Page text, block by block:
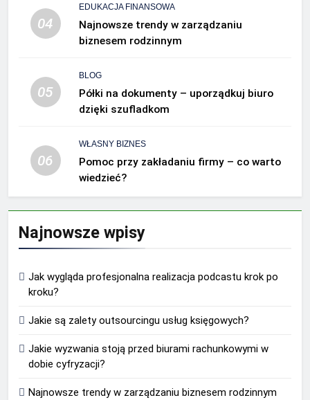
04
EDUKACJA FINANSOWA
Najnowsze trendy w zarządzaniu
biznesem rodzinnym
05
BLOG
Półki na dokumenty – uporządkuj biuro
dzięki szufladkom
06
WŁASNY BIZNES
Pomoc przy zakładaniu firmy – co warto
wiedzieć?
Najnowsze wpisy
Jak wygląda profesjonalna realizacja podcastu krok po
kroku?
Jakie są zalety outsourcingu usług księgowych?
Jakie wyzwania stoją przed biurami rachunkowymi w
dobie cyfryzacji?
Najnowsze trendy w zarządzaniu biznesem rodzinnym